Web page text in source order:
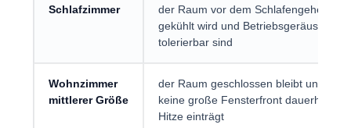
Schlafzimmer
der Raum vor dem Schlafengehen
gekühlt wird und Betriebsgeräusche
tolerierbar sind
Wohnzimmer
mittlerer Größe
der Raum geschlossen bleibt und
keine große Fensterfront dauerhaft
Hitze einträgt